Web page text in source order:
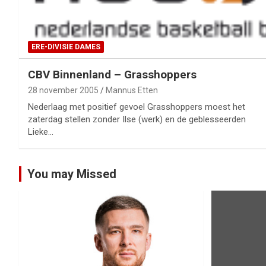
ERE-DIVISIE DAMES
CBV Binnenland – Grasshoppers
28 november 2005 Mannus Etten
Nederlaag met positief gevoel Grasshoppers moest het
zaterdag stellen zonder Ilse (werk) en de geblesseerden
Lieke…
You may Missed